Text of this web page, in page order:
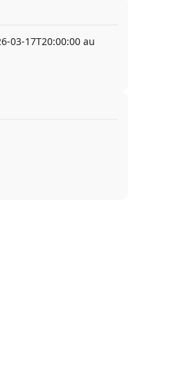
03-17T20:00:00 au